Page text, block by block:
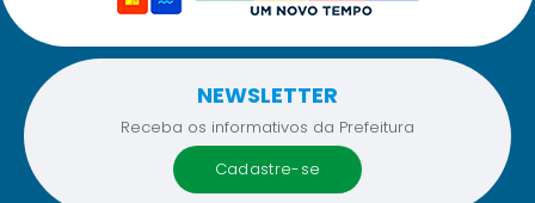
NEWSLETTER
Receba os informativos da Prefeitura
cadastre-se